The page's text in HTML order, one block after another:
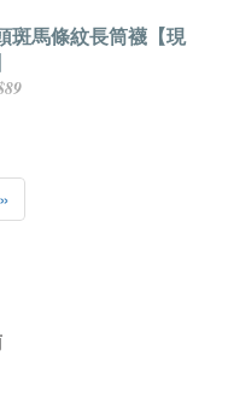
斑馬條紋長筒襪【現
»